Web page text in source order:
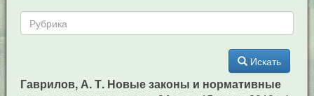
Искать
Гаврилов, А. Т. Новые законы и нормативные